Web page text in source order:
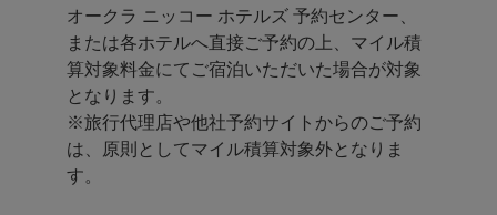
ホテル イースト21東京
ホテルオークラ新潟
ホテル鹿島ﾉ森
オークラアクトシティホテ
ル浜松
ホテルオークラマニラ
オークラ ガーデンホテル上
海
オークラ プレステージバン
コク
オークラ ニッコー ホテルズ 予約センター、
または各ホテルへ直接ご予約の上、マイル積
算対象料金にてご宿泊いただいた場合が対象
となります。
※旅行代理店や他社予約サイトからのご予約
は、原則としてマイル積算対象外となりま
す。